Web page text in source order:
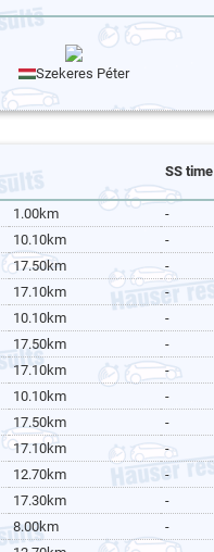
Szekeres Péter
SS time
1.00km -
10.10km -
17.50km -
17.10km -
10.10km -
17.50km -
17.10km -
10.10km -
17.50km -
17.10km -
12.70km -
17.30km -
8.00km -